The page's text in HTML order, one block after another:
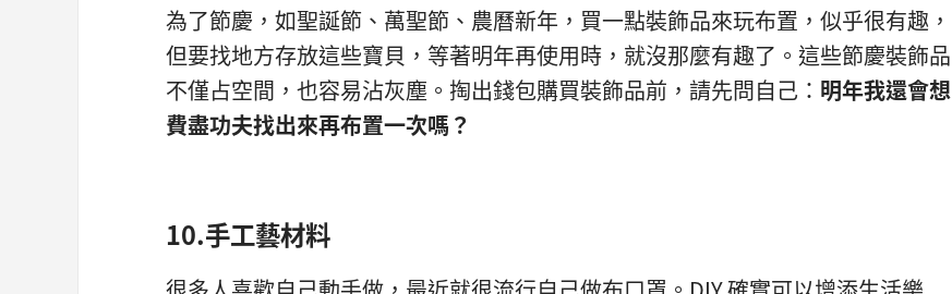
為了節慶，如聖誕節、萬聖節、農曆新年，買一點裝飾品來玩布置，似乎很有趣，
但要找地方存放這些寶貝，等著明年再使用時，就沒那麼有趣了。這些節慶裝飾品
不僅占空間，也容易沾灰塵。掏出錢包購買裝飾品前，請先問自己： 明年我還會想
費盡功夫找出來再布置一次嗎？
10.手工藝材料